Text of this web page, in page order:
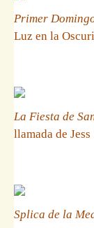
Primer
Luz en la
La Fiesta de
llamada de Jess
Splica de la